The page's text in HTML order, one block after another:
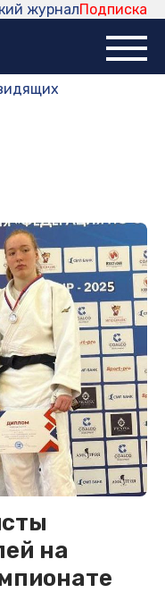
Подписка
журнал
на